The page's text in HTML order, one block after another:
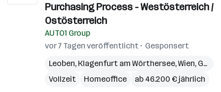
Purchasing Process - Westösterreich /
Ostösterreich
AUTO1 Group
vor 7 Tagen veröffentlicht
Gesponsert
Leoben, Klagenfurt am Wörthersee,Wien, Graz
Vollzeit
Homeoffice ab 46.200 € jährlich